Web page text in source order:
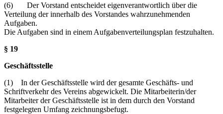
(6) Der Vorstand entscheidet eigenverantwortlich über die
Verteilung der innerhalb des Vorstandes wahrzunehmenden
Aufgaben.
Die Aufgaben sind in einem Aufgabenverteilungsplan festzuhalten.
§ 19
Geschäftsstelle
(1) In der Geschäftsstelle wird der gesamte Geschäfts- und
Schriftverkehr des Vereins abgewickelt. Die Mitarbeiterin/der
Mitarbeiter der Geschäftsstelle ist in dem durch den Vorstand
festgelegten Umfang zeichnungsbefugt.